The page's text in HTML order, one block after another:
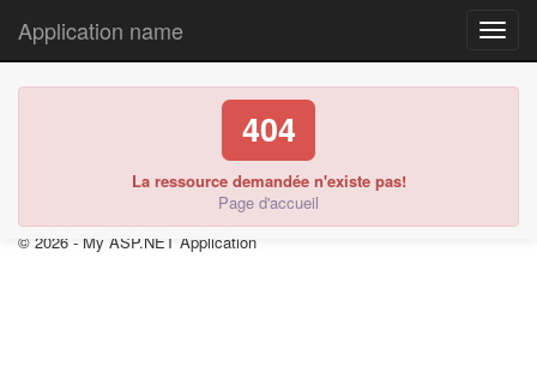
Application name
Source
404
La ressource demandée n'existe pas!
Page d'accueil
© 2026 - My ASP.NET Application